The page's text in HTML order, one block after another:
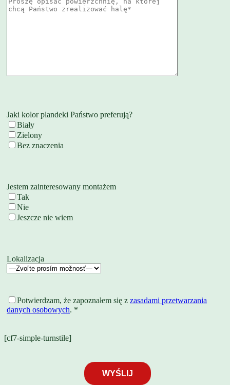
Jaki kolor plandeki Państwo preferują?
Biały
Zielony
Bez znaczenia
Jestem zainteresowany montażem
Tak
Nie
Jeszcze nie wiem
Lokalizacja
Potwierdzam, że zapoznałem się z zasadami przetwarzania
danych osobowych. *
[cf7-simple-turnstile]